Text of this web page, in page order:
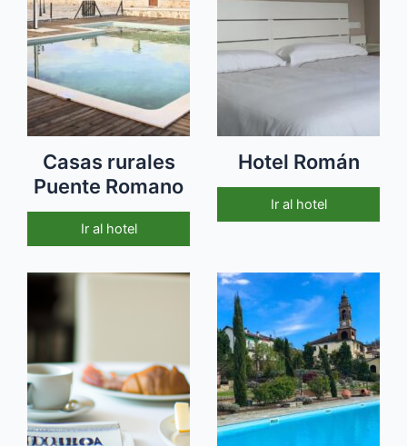
Casas rurales
Puente Romano
Ir al hotel
Hotel Román
Ir al hotel